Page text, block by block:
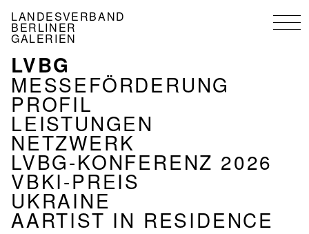
zum
Inhalt
LANDESVERBAND
BERLINER
GALERIEN
NAVIGATION
VERBAND
LVBG
MESSEFÖRDERUNG
PROFIL
LEISTUNGEN
NETZWERK
LVBG-KONFERENZ 2026
VBKI-PREIS
UKRAINE
AARTIST IN RESIDENCE